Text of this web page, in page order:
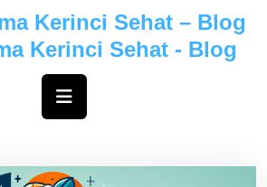
Kerinci Sehat - Blog